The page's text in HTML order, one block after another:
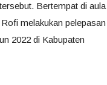
Bertempat di aula
melakukan pelepasan
2022 di Kabupaten